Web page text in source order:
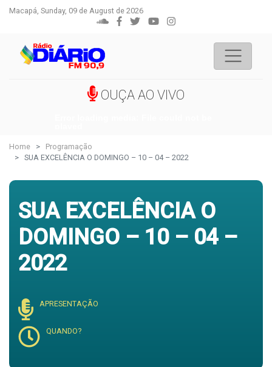
Macapá, Sunday, 09 de August de 2026
OUÇA AO VIVO
Home
Programação
SUA EXCELÊNCIA O DOMINGO – 10 – 04 – 2022
SUA EXCELÊNCIA O
DOMINGO – 10 – 04 –
2022
APRESENTAÇÃO
QUANDO?